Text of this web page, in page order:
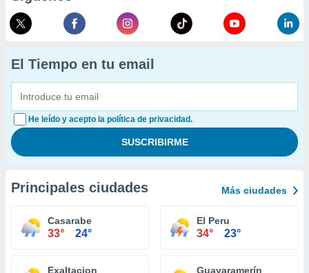
El Tiempo en tu email
He leído y acepto la política de privacidad.
Principales ciudades Más ciudades
Casarabe
33° 24°
El Peru
34° 23°
Exaltacion Guayaramerín